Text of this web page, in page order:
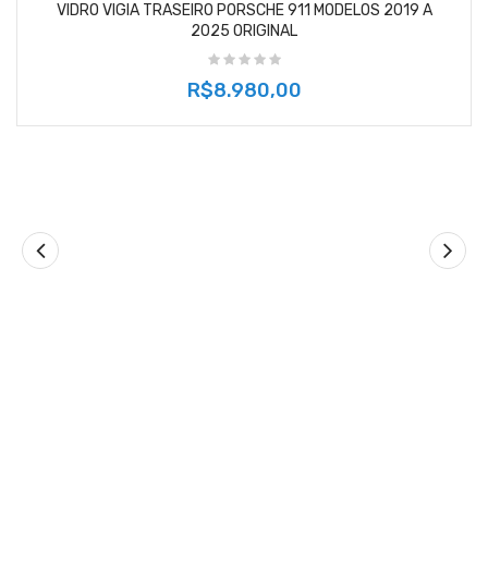
VIDRO VIGIA TRASEIRO PORSCHE 911 MODELOS 2019 A
2025 ORIGINAL
R$8.980,00